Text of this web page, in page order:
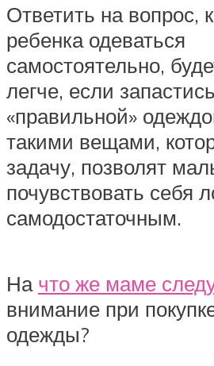
Ответить на вопрос,
ребенка одеваться
самостоятельно,
легче, если запастись
«правильной»
такими вещами,
задачу, позволят
почувствовать себя
самодостаточным.
На что же маме
внимание при
одежды?